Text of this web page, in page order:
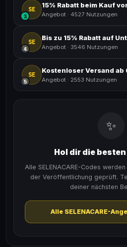
SE
3
15% Rabatt beim Kauf
Angebot · 4527 Nutzungen
SE
4
Bis zu 15% Rabatt auf
Angebot · 3546 Nutzungen
SE
5
Kostenloser Versand ab
Angebot · 2553 Nutzungen
✨
Hol dir die
Alle SELENACARE-Codes
der Veröffentlichung geprüft.
deiner nächsten
Alle SELENACARE-